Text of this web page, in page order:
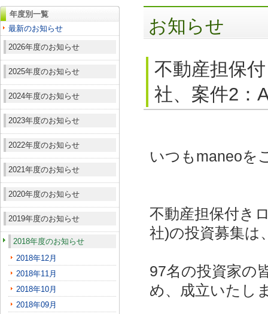
年度別一覧
最新のお知らせ
2026年度のお知らせ
2025年度のお知らせ
2024年度のお知らせ
2023年度のお知らせ
2022年度のお知らせ
2021年度のお知らせ
2020年度のお知らせ
2019年度のお知らせ
2018年度のお知らせ
2018年12月
2018年11月
2018年10月
2018年09月
お知らせ
不動産担保
社、案件2：
いつもmaneoを
不動産担保付き
社)の投資募集は
97名の投資家の
め、成立いたし